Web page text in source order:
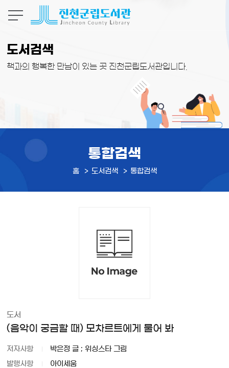
도서검색
책과의 행복한 만남이 있는 곳 진천군립도서관입니다.
통합검색
홈 도서검색 통합검색
도서
(음악이 궁금할 때) 모차르트에게 물어 봐
저자사항 박은정 글 ; 위싱스타 그림
발행사항 아이세움